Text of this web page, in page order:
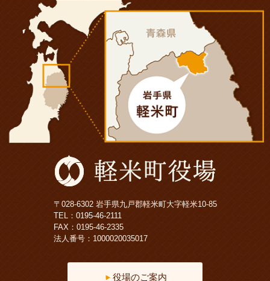
〒028-6302 岩手県九戸郡軽米町大字軽米10-85
TEL： 0195-46-2111
FAX：0195-46-2335
法人番号：1000020035017
役場のご案内